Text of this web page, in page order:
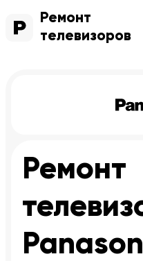
Ремонт
телевизоров
Ремонт